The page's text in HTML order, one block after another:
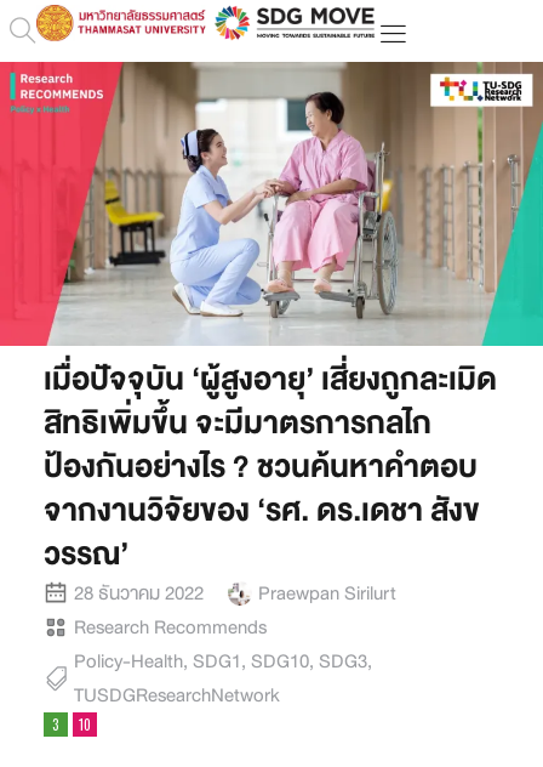
เมื่อปัจจุบัน ‘ผู้สูงอายุ’ เสี่ยงถูกละเมิด
สิทธิเพิ่มขึ้น จะมีมาตรการกลไก
ป้องกันอย่างไร ? ชวนค้นหาคำตอบ
จากงานวิจัยของ ‘รศ. ดร.เดชา สังข
วรรณ’
28 ธันวาคม 2022
Praewpan Sirilurt
Research Recommends
Policy-Health, SDG1, SDG10, SDG3,
TUSDGResearchNetwork